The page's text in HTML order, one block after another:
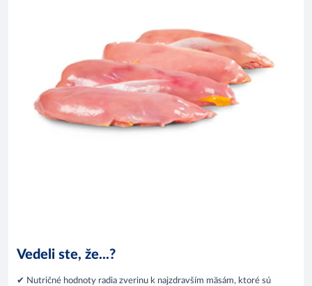
Vedeli ste, že...?
✔ Nutričné hodnoty radia zverinu k najzdravším mäsám, ktoré sú